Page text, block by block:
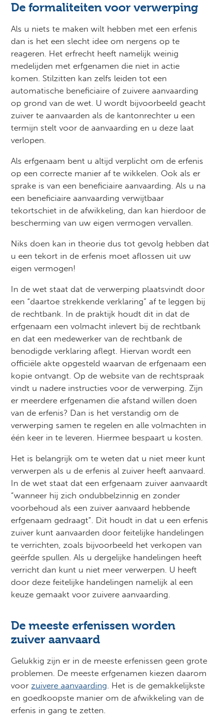
De formaliteiten voor verwerping
Als u niets te maken wilt hebben met een erfenis
dan is het een slecht idee om nergens op te
reageren. Het erfrecht heeft namelijk weinig
medelijden met erfgenamen die niet in actie
komen. Stilzitten kan zelfs leiden tot een
automatische beneficiaire of zuivere aanvaarding
op grond van de wet. U wordt bijvoorbeeld geacht
zuiver te aanvaarden als de kantonrechter u een
termijn stelt voor de aanvaarding en u deze laat
verlopen.
Als erfgenaam bent u altijd verplicht om de erfenis
op een correcte manier af te wikkelen. Ook als er
sprake is van een beneficiaire aanvaarding. Als u na
een beneficiaire aanvaarding verwijtbaar
tekortschiet in de afwikkeling, dan kan hierdoor de
bescherming van uw eigen vermogen vervallen.
Niks doen kan in theorie dus tot gevolg hebben dat
u een tekort in de erfenis moet aflossen uit uw
eigen vermogen!
In de wet staat dat de verwerping plaatsvindt door
een “daartoe strekkende verklaring” af te leggen bij
de rechtbank. In de praktijk houdt dit in dat de
erfgenaam een volmacht inlevert bij de rechtbank
en dat een medewerker van de rechtbank de
benodigde verklaring aflegt. Hiervan wordt een
officiële akte opgesteld waarvan de erfgenaam een
kopie ontvangt. Op de website van de rechtspraak
vindt u nadere instructies voor de verwerping. Zijn
er meerdere erfgenamen die afstand willen doen
van de erfenis? Dan is het verstandig om de
verwerping samen te regelen en alle volmachten in
één keer in te leveren. Hiermee bespaart u kosten.
Het is belangrijk om te weten dat u niet meer kunt
verwerpen als u de erfenis al zuiver heeft aanvaard.
In de wet staat dat een erfgenaam zuiver aanvaardt
“wanneer hij zich ondubbelzinnig en zonder
voorbehoud als een zuiver aanvaard hebbende
erfgenaam gedraagt”. Dit houdt in dat u een erfenis
zuiver kunt aanvaarden door feitelijke handelingen
te verrichten, zoals bijvoorbeeld het verkopen van
geërfde spullen. Als u dergelijke handelingen heeft
verricht dan kunt u niet meer verwerpen. U heeft
door deze feitelijke handelingen namelijk al een
keuze gemaakt voor zuivere aanvaarding.
De meeste erfenissen worden
zuiver aanvaard
Gelukkig zijn er in de meeste erfenissen geen grote
problemen. De meeste erfgenamen kiezen daarom
voorzuivere aanvaarding. Het is de gemakkelijkste
en goedkoopste manier om de afwikkeling van de
erfenis in gang te zetten.